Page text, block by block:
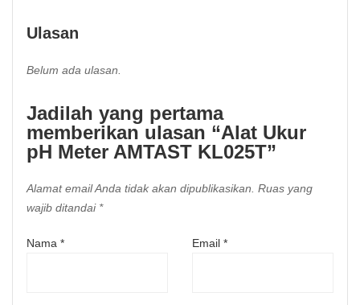
Ulasan
Belum ada ulasan.
Jadilah yang pertama
memberikan ulasan “Alat Ukur
pH Meter AMTAST KL025T”
Alamat email Anda tidak akan dipublikasikan. Ruas yang
wajib ditandai *
Nama * Email *